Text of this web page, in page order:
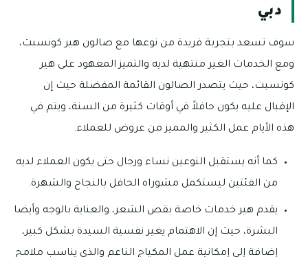
دبي
سوف تسعد بتجربة فريدة من نوعها مع صالون هير كونسبت،
ومع الخدمات الغير منتهية لديه والتميز المعهود على هير
كونسبت، حيث يتصدر الصالون القائمة المفضلة حيث إن
الإقبال عليه يكون حافلاً في أوقات كثيرة من السنة، ويتم في
هذه الأيام عمل الكثير والمميز من عروض للعملاء.
كما أنه يستقبل النوعين نساء ورجال حتى يكون العملاء لديه
من الفئتين ليستكمل مشوراه الحافل بالنجاح والشهرة.
يقدم هير خدمات خاصة بقص الشعر، والعناية بالوجه وأيضا
البشرة، حيث إن الاهتمام يغير نفسية السيدة بشكل كبير،
إضافة إلى إمكانية عمل المكياج الناعم والذي يناسب ملامح